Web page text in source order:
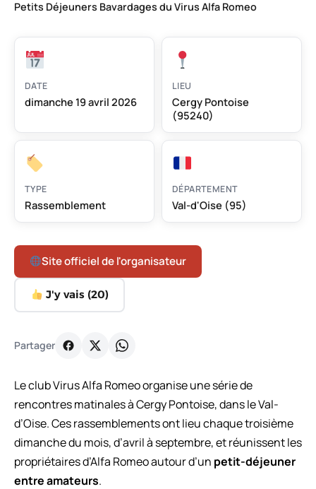
Petits Déjeuners Bavardages du Virus Alfa Romeo
DATE
dimanche 19 avril 2026
LIEU
Cergy Pontoise
(95240)
TYPE
Rassemblement
DÉPARTEMENT
Val-d'Oise (95)
Site officiel de l'organisateur
J'y vais (20)
Partager
Le club Virus Alfa Romeo organise une série de
rencontres matinales à Cergy Pontoise, dans le Val-
d’Oise. Ces rassemblements ont lieu chaque troisième
dimanche du mois, d’avril à septembre, et réunissent les
propriétaires d’Alfa Romeo autour d’un petit-déjeuner
entre amateurs.